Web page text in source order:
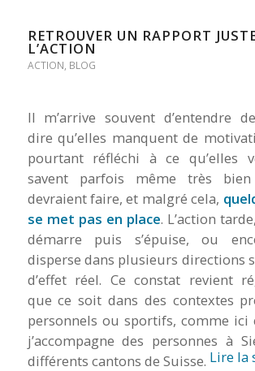
RETROUVER UN RAPPORT
L’ACTION
ACTION, BLOG
Il m’arrive souvent d’entendre
dire qu’elles manquent de
pourtant réfléchi à ce qu’elles
savent parfois même très bien
devraient faire, et malgré cela,
se met pas en place. L’action
démarre puis s’épuise, ou
disperse dans plusieurs directions
d’effet réel. Ce constat revient
que ce soit dans des contextes
personnels ou sportifs, comme ici
j’accompagne des personnes à
différents cantons de Suisse. Lire la